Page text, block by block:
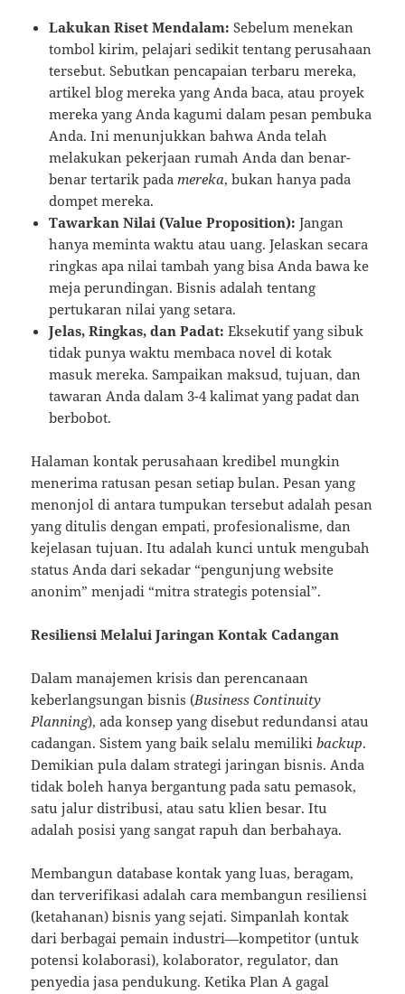
Lakukan Riset Mendalam: Sebelum menekan
tombol kirim, pelajari sedikit tentang perusahaan
tersebut. Sebutkan pencapaian terbaru mereka,
artikel blog mereka yang Anda baca, atau proyek
mereka yang Anda kagumi dalam pesan pembuka
Anda. Ini menunjukkan bahwa Anda telah
melakukan pekerjaan rumah Anda dan benar-
benar tertarik padamereka, bukan hanya pada
dompet mereka.
Tawarkan Nilai (Value Proposition): Jangan
hanya meminta waktu atau uang. Jelaskan secara
ringkas apa nilai tambah yang bisa Anda bawa ke
meja perundingan. Bisnis adalah tentang
pertukaran nilai yang setara.
Jelas, Ringkas, dan Padat: Eksekutif yang sibuk
tidak punya waktu membaca novel di kotak
masuk mereka. Sampaikan maksud, tujuan, dan
tawaran Anda dalam 3-4 kalimat yang padat dan
berbobot.
Halaman kontak perusahaan kredibel mungkin
menerima ratusan pesan setiap bulan. Pesan yang
menonjol di antara tumpukan tersebut adalah pesan
yang ditulis dengan empati, profesionalisme, dan
kejelasan tujuan. Itu adalah kunci untuk mengubah
status Anda dari sekadar “pengunjung website
anonim” menjadi “mitra strategis potensial”.
Resiliensi Melalui Jaringan Kontak Cadangan
Dalam manajemen krisis dan perencanaan
keberlangsungan bisnis (Business Continuity
Planning), ada konsep yang disebut redundansi atau
cadangan. Sistem yang baik selalu memilikibackup.
Demikian pula dalam strategi jaringan bisnis. Anda
tidak boleh hanya bergantung pada satu pemasok,
satu jalur distribusi, atau satu klien besar. Itu
adalah posisi yang sangat rapuh dan berbahaya.
Membangun database kontak yang luas, beragam,
dan terverifikasi adalah cara membangun resiliensi
(ketahanan) bisnis yang sejati. Simpanlah kontak
dari berbagai pemain industri—kompetitor (untuk
potensi kolaborasi), kolaborator, regulator, dan
penyedia jasa pendukung. Ketika Plan A gagal